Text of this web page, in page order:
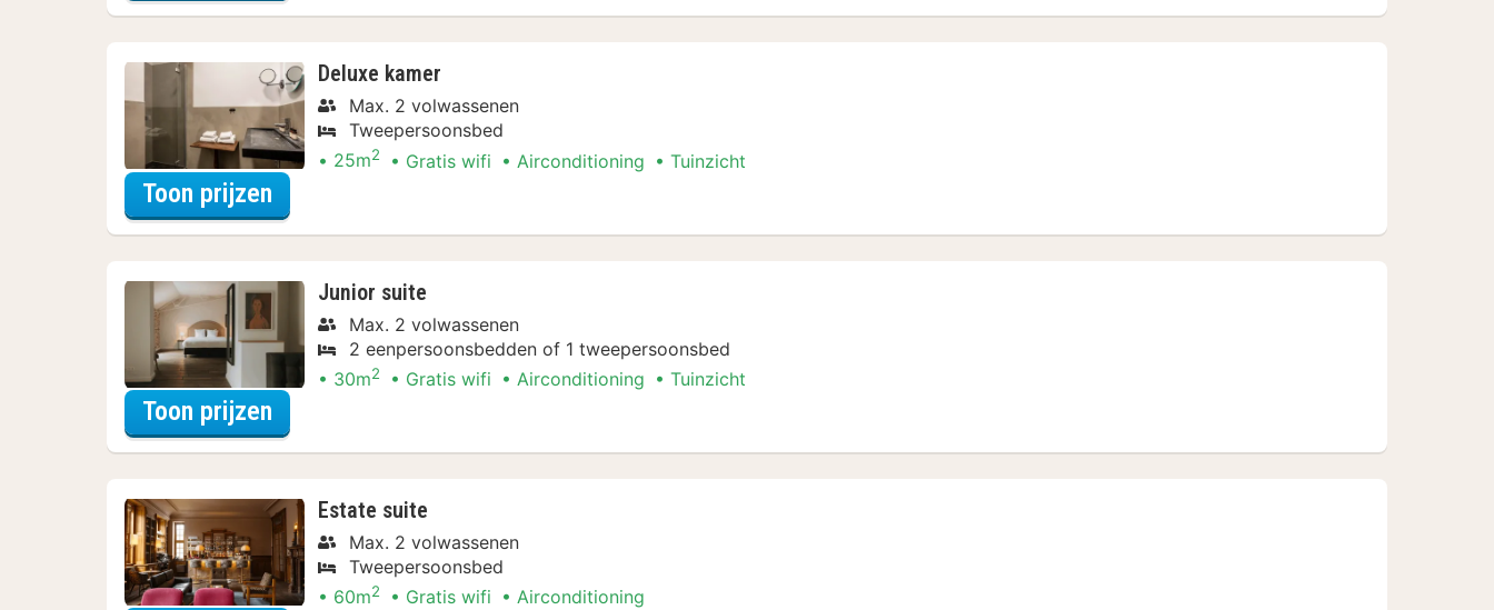
Deluxe kamer
Max. 2 volwassenen
Tweepersoonsbed
25m2 Gratis wifi Airconditioning Tuinzicht
Toon prijzen
Junior suite
Max. 2 volwassenen
2 eenpersoonsbedden of 1 tweepersoonsbed
30m2 Gratis wifi Airconditioning Tuinzicht
Toon prijzen
Estate suite
Max. 2 volwassenen
Tweepersoonsbed
60m2 Gratis wifi Airconditioning